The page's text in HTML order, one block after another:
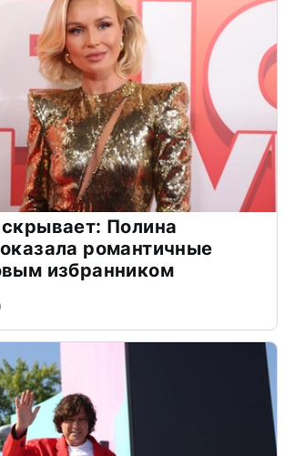
Полина
романтичные
избранником